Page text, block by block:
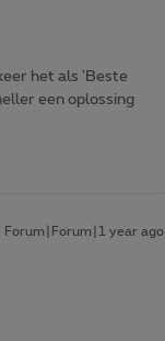
het als 'Beste
een oplossing
Forum|Forum|1 year ago